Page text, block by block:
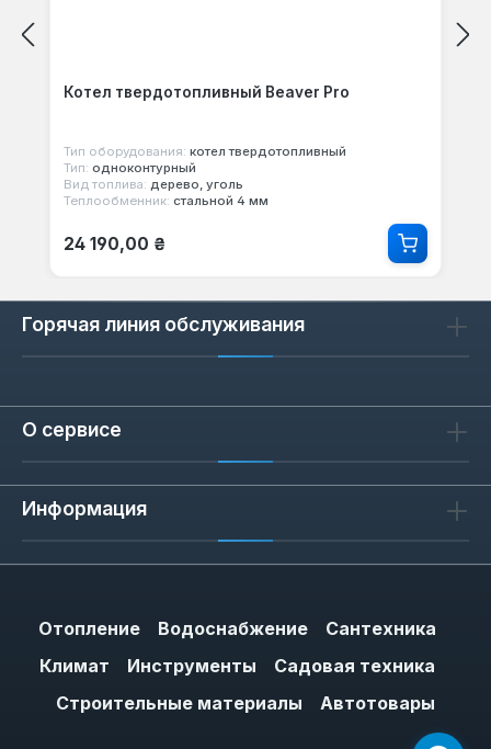
Котел твердотопливный Beaver Pro
Тип оборудования: котел твердотопливный
Тип: одноконтурный
Вид топлива: дерево, уголь
Теплообменник: стальной 4 мм
Обычная цена:
24 190,00 ₴
Горячая линия обслуживания
О сервисе
Информация
Отопление Водоснабжение
Сантехника
Климат
Инструменты
Садовая техника
Строительные материалы
Автотовары